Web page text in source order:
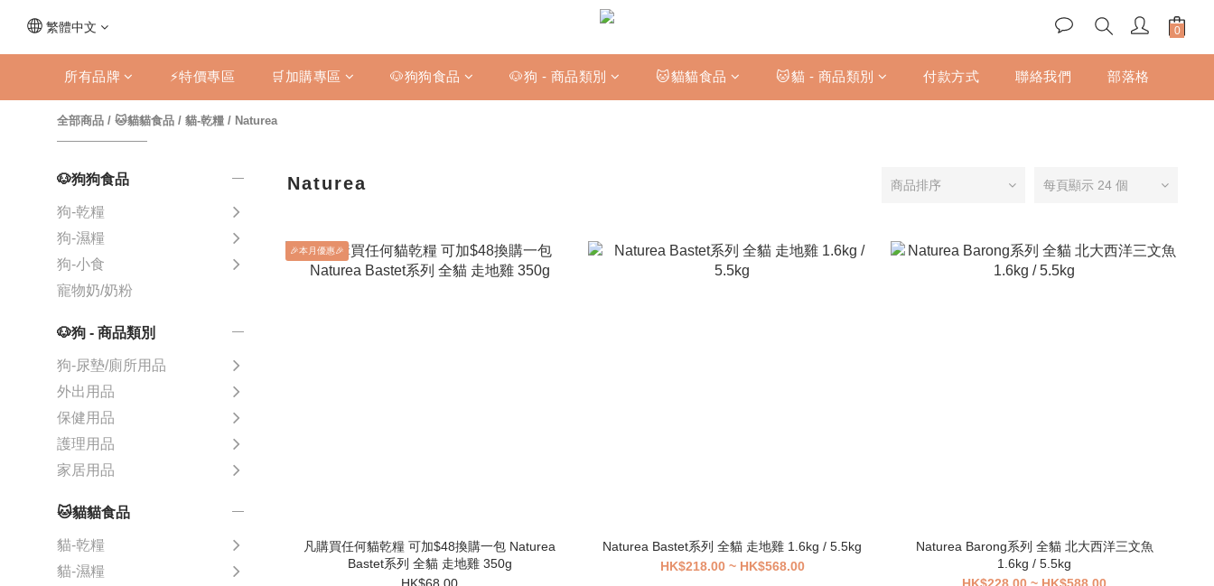
繁體中文
所有品牌 ⚡特價專區 🛒加購專區 🐶狗狗食品 🐶狗 - 商品類別 🐱貓貓食品 🐱貓 - 商品類別 付款方式 聯絡我們 部落格
全部商品 / 🐱貓貓食品 / 貓-乾糧 / Naturea
🐶狗狗食品
狗-乾糧
狗-濕糧
狗-小食
寵物奶/奶粉
🐶狗 - 商品類別
狗-尿墊/廁所用品
外出用品
保健用品
護理用品
家居用品
🐱貓貓食品
貓-乾糧
貓-濕糧
Naturea 商品排序 每頁顯示 24 個
🎉本月優惠🎉
凡購買任何貓乾糧 可加$48換購一包 Naturea
Bastet系列 全貓 走地雞 350g
Naturea Bastet系列 全貓 走地雞 1.6kg / 5.5kg
HK$218.00 ~ HK$568.00
Naturea Barong系列 全貓 北大西洋三文魚
1.6kg / 5.5kg